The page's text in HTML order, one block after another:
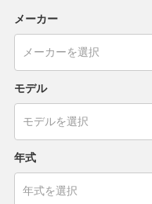
メーカー
モデル
年式